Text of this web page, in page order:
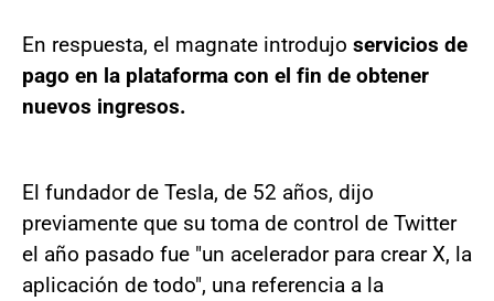
En respuesta, el magnate introdujo servicios de
pago en la plataforma con el fin de obtener
nuevos ingresos.
El fundador de Tesla, de 52 años, dijo
previamente que su toma de control de Twitter
el año pasado fue "un acelerador para crear X, la
aplicación de todo", una referencia a la